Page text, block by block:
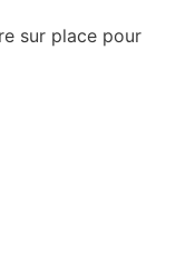
sur place pour